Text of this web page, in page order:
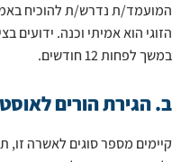
המועמד/ת נדרש/ת להוכיח
הזוגי הוא אמיתי וכנה. ידועים
במשך לפחות 12 חודשים.
ב. הגירת הורים
קיימים מספר סוגים לאשרה זו,